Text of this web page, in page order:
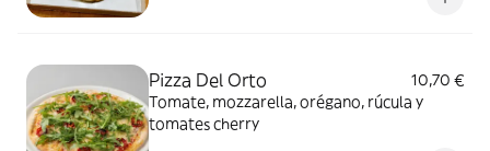
Pizza Del Orto
10,70 €
Tomate, mozzarella, orégano, rúcula y
tomates cherry